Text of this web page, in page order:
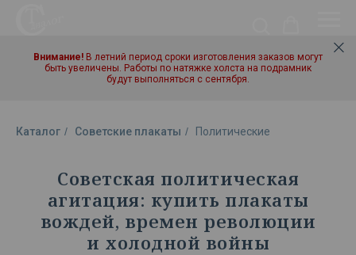
Внимание! В летний период сроки изготовления заказов могут
быть увеличены. Работы по натяжке холста на подрамник
будут выполняться с сентября.
Каталог / Советские плакаты / Политические
Советская политическая
агитация: купить плакаты
вождей, времен революции
и холодной войны